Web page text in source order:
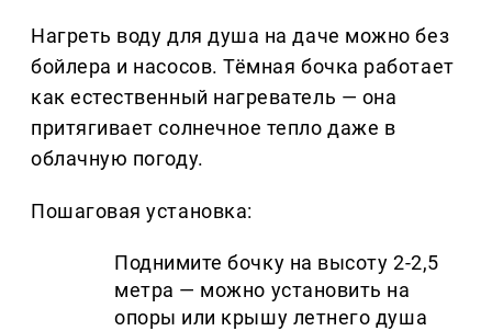
Нагреть воду для душа на даче можно без
бойлера и насосов. Тёмная бочка работает
как естественный нагреватель — она
притягивает солнечное тепло даже в
облачную погоду.
Пошаговая установка:
Поднимите бочку на высоту 2-2,5
метра — можно установить на
опоры или крышу летнего душа